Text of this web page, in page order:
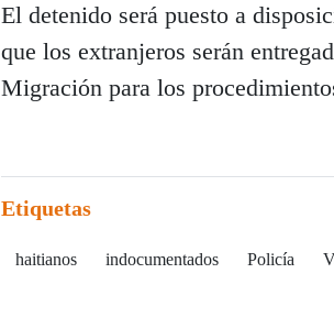
El detenido será puesto a
que los extranjeros serán
Migración para los
Etiquetas
haitianos indocumentados Policía